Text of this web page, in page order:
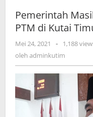
Pemerintah
PTM di Kutai
Mei 24, 2021
oleh
adminkutim
-
1,188
oleh adminkutim